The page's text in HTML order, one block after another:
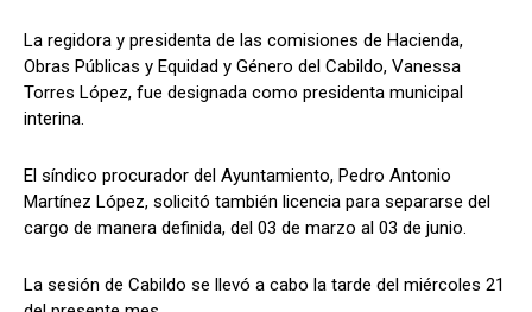
La regidora y presidenta de las comisiones de Hacienda,
Obras Públicas y Equidad y Género del Cabildo, Vanessa
Torres López, fue designada como presidenta municipal
interina.
El síndico procurador del Ayuntamiento, Pedro Antonio
Martínez López, solicitó también licencia para separarse del
cargo de manera definida, del 03 de marzo al 03 de junio.
La sesión de Cabildo se llevó a cabo la tarde del miércoles 21